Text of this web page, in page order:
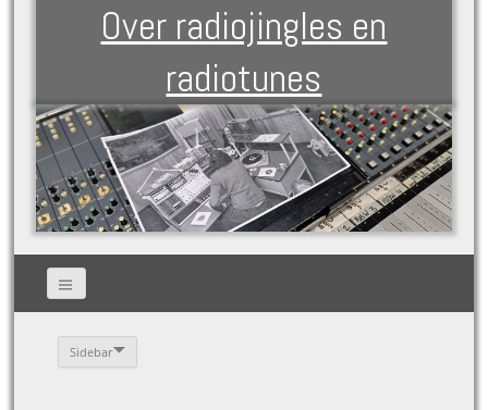
Over radiojingles en
radiotunes
Sidebar